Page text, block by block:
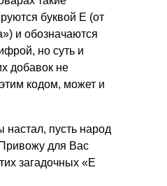
буквой Е (от
и обозначаются
но суть и
добавок не
кодом, может и
настал, пусть народ
Привожу для Вас
загадочных «Е